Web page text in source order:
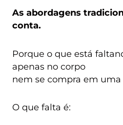
As abordagens
conta.
Porque o que está
apenas no corpo
nem se compra em uma
O que falta é: